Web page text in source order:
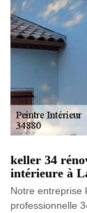
keller 34
intérieure à
Notre entreprise
professionnelle